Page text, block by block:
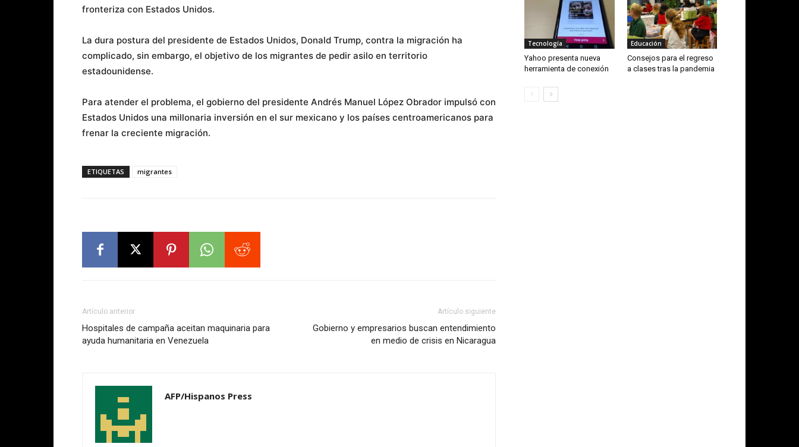
fronteriza con Estados Unidos.
La dura postura del presidente de Estados Unidos, Donald Trump, contra la migración ha
complicado, sin embargo, el objetivo de los migrantes de pedir asilo en territorio
estadounidense.
Para atender el problema, el gobierno del presidente Andrés Manuel López Obrador impulsó con
Estados Unidos una millonaria inversión en el sur mexicano y los países centroamericanos para
frenar la creciente migración.
ETIQUETAS migrantes
Artículo anterior
Hospitales de campaña aceitan maquinaria para
ayuda humanitaria en Venezuela
Artículo siguiente
Gobierno y empresarios buscan entendimiento
en medio de crisis en Nicaragua
AFP/Hispanos Press
Tecnología
Yahoo presenta nueva
herramienta de conexión
Educación
Consejos para el regreso
a clases tras la pandemia